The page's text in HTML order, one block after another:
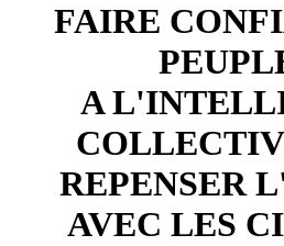
FAIRE
A
REPENSER
AVEC LES